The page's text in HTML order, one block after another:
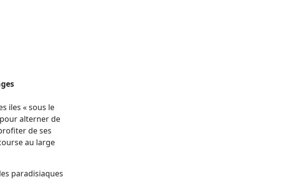
iles « sous le
pour alterner de
de ses
au large
paradisiaques